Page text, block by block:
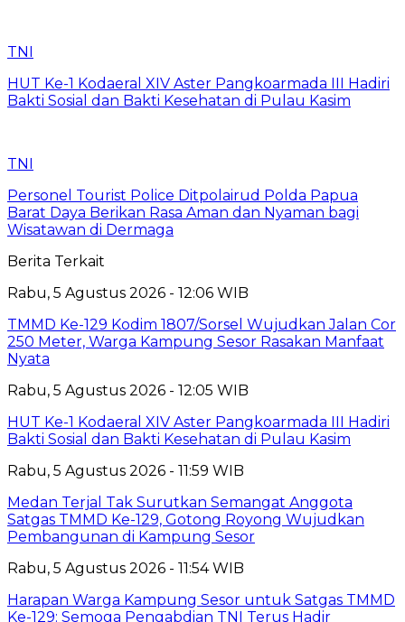
TNI
HUT Ke-1 Kodaeral XIV Aster Pangkoarmada III Hadiri
Bakti Sosial dan Bakti Kesehatan di Pulau Kasim
TNI
Personel Tourist Police Ditpolairud Polda Papua
Barat Daya Berikan Rasa Aman dan Nyaman bagi
Wisatawan di Dermaga
Berita Terkait
Rabu, 5 Agustus 2026 - 12:06 WIB
TMMD Ke-129 Kodim 1807/Sorsel Wujudkan Jalan Cor
250 Meter, Warga Kampung Sesor Rasakan Manfaat
Nyata
Rabu, 5 Agustus 2026 - 12:05 WIB
HUT Ke-1 Kodaeral XIV Aster Pangkoarmada III Hadiri
Bakti Sosial dan Bakti Kesehatan di Pulau Kasim
Rabu, 5 Agustus 2026 - 11:59 WIB
Medan Terjal Tak Surutkan Semangat Anggota
Satgas TMMD Ke-129, Gotong Royong Wujudkan
Pembangunan di Kampung Sesor
Rabu, 5 Agustus 2026 - 11:54 WIB
Harapan Warga Kampung Sesor untuk Satgas TMMD
Ke-129: Semoga Pengabdian TNI Terus Hadir